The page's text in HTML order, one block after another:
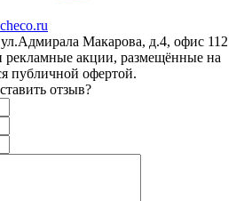
Макарова, д.4, офис 112
акции, размещённые на
публичной офертой.
отзыв?